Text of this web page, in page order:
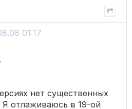
01:17
нет существенных
Я отлаживаюсь в 19-ой